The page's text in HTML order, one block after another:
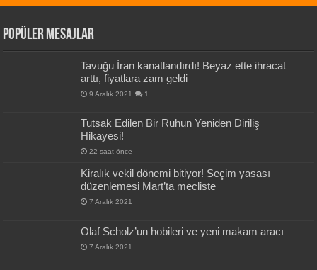
Popüler Mesajlar
Tavuğu İran kanatlandırdı! Beyaz ette ihracat
arttı, fiyatlara zam geldi
9 Aralık 2021 1
Tutsak Edilen Bir Ruhun Yeniden Diriliş
Hikayesi!
22 saat önce
Kiralık vekil dönemi bitiyor! Seçim yasası
düzenlemesi Mart’ta mecliste
7 Aralık 2021
Olaf Scholz’un hobileri ve yeni makam aracı
7 Aralık 2021